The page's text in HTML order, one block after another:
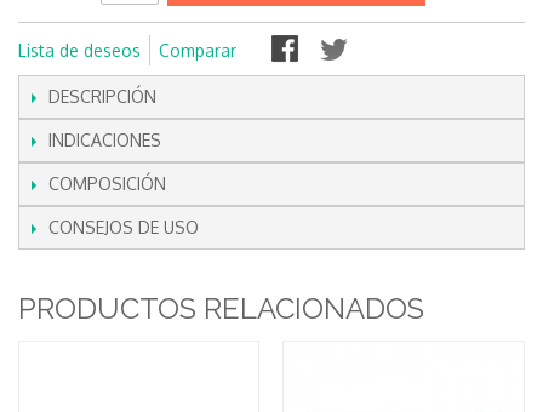
Lista de deseos Comparar
DESCRIPCIÓN
INDICACIONES
COMPOSICIÓN
CONSEJOS DE USO
PRODUCTOS RELACIONADOS